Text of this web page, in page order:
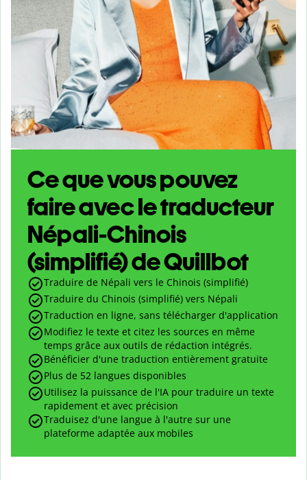
Ce que vous pouvez
faire avec le traducteur
Népali-Chinois
(simplifié) de Quillbot
Traduire de Népali vers le Chinois (simplifié)
Traduire du Chinois (simplifié) vers Népali
Traduction en ligne, sans télécharger d'application
Modifiez le texte et citez les sources en même
temps grâce aux outils de rédaction intégrés.
Bénéficier d'une traduction entièrement gratuite
Plus de 52 langues disponibles
Utilisez la puissance de l'IA pour traduire un texte
rapidement et avec précision
Traduisez d'une langue à l'autre sur une
plateforme adaptée aux mobiles